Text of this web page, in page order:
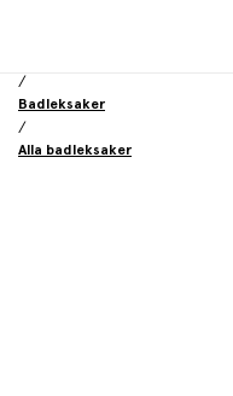
/
Badleksaker
/
Alla badleksaker